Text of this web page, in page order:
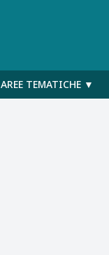
AREE TEMATICHE ▼